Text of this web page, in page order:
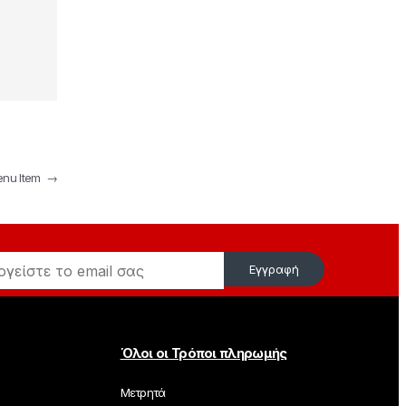
Item →
Εγγραφή
Όλοι οι Τρόποι πληρωμής
Μετρητά